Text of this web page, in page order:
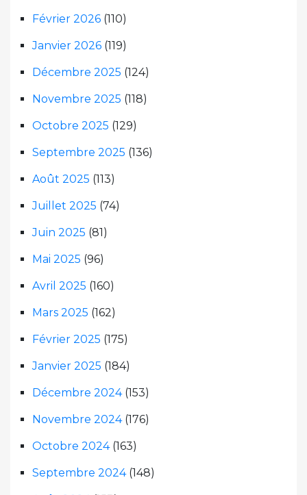
Février 2026 (110)
Janvier 2026 (119)
Décembre 2025 (124)
Novembre 2025 (118)
Octobre 2025 (129)
Septembre 2025 (136)
Août 2025 (113)
Juillet 2025 (74)
Juin 2025 (81)
Mai 2025 (96)
Avril 2025 (160)
Mars 2025 (162)
Février 2025 (175)
Janvier 2025 (184)
Décembre 2024(153)
Novembre 2024(176)
Octobre 2024(163)
Septembre 2024(148)